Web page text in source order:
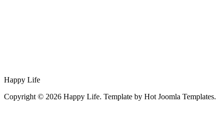
Happy Life
Copyright © 2026 Happy Life. Template by Hot Joomla Templates.